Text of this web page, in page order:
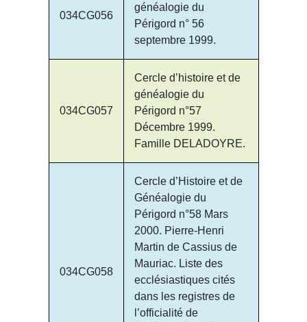
034CG056
généalogie du
Périgord n° 56
septembre 1999.
034CG057
Cercle d’histoire et de
généalogie du
Périgord n°57
Décembre 1999.
Famille DELADOYRE.
034CG058
Cercle d’Histoire et de
Généalogie du
Périgord n°58 Mars
2000. Pierre-Henri
Martin de Cassius de
Mauriac. Liste des
ecclésiastiques cités
dans les registres de
l’officialité de